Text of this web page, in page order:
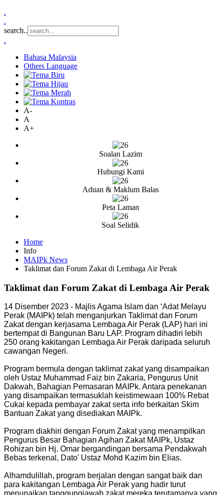
.
.
search..
.
Bahasa Malaysia
Others Language
A-
A
A+
Soalan Lazim
Hubungi Kami
Aduan & Maklum Balas
Peta Laman
Soal Selidik
Home
Info
MAIPk News
Taklimat dan Forum Zakat di Lembaga Air Perak
Taklimat dan Forum Zakat di Lembaga Air Perak
14 Disember 2023 - Majlis Agama Islam dan ‘Adat Melayu
Perak (MAIPk) telah menganjurkan Taklimat dan Forum
Zakat dengan kerjasama Lembaga Air Perak (LAP) hari ini
bertempat di Bangunan Baru LAP. Program dihadiri lebih
250 orang kakitangan Lembaga Air Perak daripada seluruh
cawangan Negeri.
Program bermula dengan taklimat zakat yang disampaikan
oleh Ustaz Muhammad Faiz bin Zakaria, Pengurus Unit
Dakwah, Bahagian Pemasaran MAIPk. Antara penekanan
yang disampaikan termasuklah keistimewaan 100% Rebat
Cukai kepada pembayar zakat serta info berkaitan Skim
Bantuan Zakat yang disediakan MAIPk.
Program diakhiri dengan Forum Zakat yang menampilkan
Pengurus Besar Bahagian Agihan Zakat MAIPk, Ustaz
Rohizan bin Hj. Omar bergandingan bersama Pendakwah
Bebas terkenal, Dato' Ustaz Mohd Kazim bin Elias.
Alhamdulillah, program berjalan dengan sangat baik dan
para kakitangan Lembaga Air Perak yang hadir turut